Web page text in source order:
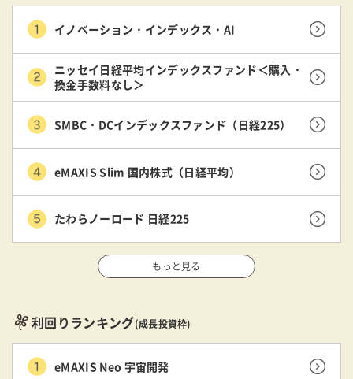
イノベーション・インデックス・AI
ニッセイ日経平均インデックスファンド＜購入・
換金手数料なし＞
SMBC・DCインデックスファンド（日経225）
eMAXIS Slim 国内株式（日経平均）
たわらノーロード 日経225
もっと見る
利回りランキング(成長投資枠)
eMAXIS Neo 宇宙開発